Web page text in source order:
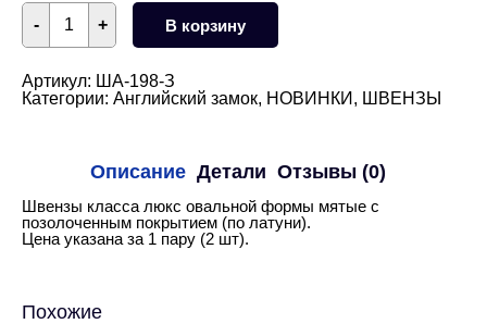
+
Количество
товара
Швензы
мятые
английский
(золото)
- В корзину
Артикул: ША-198-З
Категории: Английский замок, НОВИНКИ , ШВЕНЗЫ
Описание Детали Отзывы (0)
Швензы класса люкс овальной формы мятые с
позолоченным покрытием (по латуни).
Цена указана за 1 пару (2 шт).
Похожие